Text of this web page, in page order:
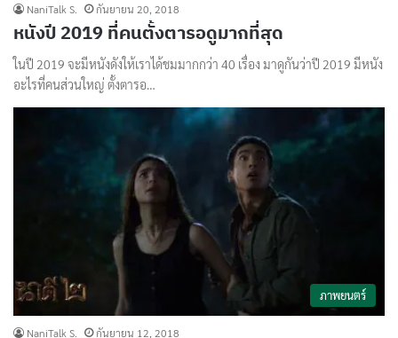
NaniTalk S. กันยายน 20, 2018
หนังปี 2019 ที่คนตั้งตารอดูมากที่สุด
ในปี 2019 จะมีหนังดังให้เราได้ชมมากกว่า 40 เรื่อง มาดูกันว่าปี 2019 มีหนัง
อะไรที่คนส่วนใหญ่ ตั้งตารอ…
ภาพยนตร์
NaniTalk S. กันยายน 12, 2018